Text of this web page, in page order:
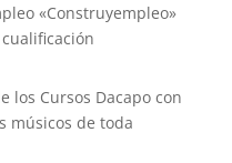
«Construyempleo»
los Cursos Dacapo con
músicos de toda